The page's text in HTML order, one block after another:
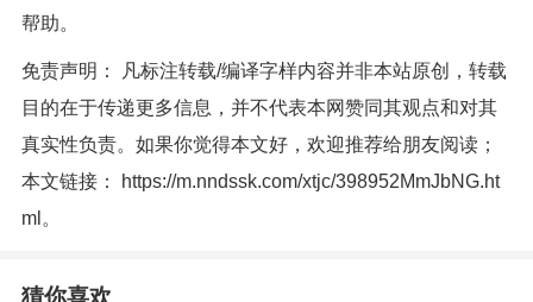
帮助。
免责声明： 凡标注转载/编译字样内容并非本站原创，转载
目的在于传递更多信息，并不代表本网赞同其观点和对其
真实性负责。如果你觉得本文好，欢迎推荐给朋友阅读；
本文链接：
https://m.nndssk.com/xtjc/398952MmJbNG.ht
ml 。
猜你喜欢